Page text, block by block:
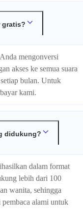
gratis?
mengonversi
akses ke semua suara
bulan. Untuk
kami.
didukung?
dalam format
lebih dari 100
wanita, sehingga
pembaca alami untuk